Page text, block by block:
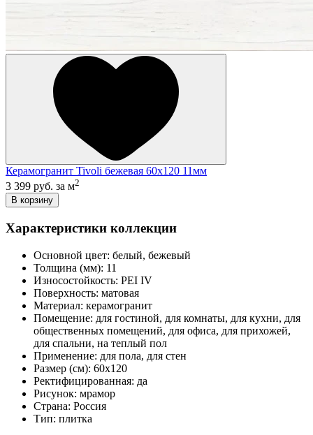
Керамогранит Tivoli бежевая 60x120 11мм
3 399 руб. за м2
В корзину
Характеристики коллекции
Основной цвет: белый, бежевый
Толщина (мм): 11
Износостойкость: PEI IV
Поверхность: матовая
Материал: керамогранит
Помещение: для гостиной, для комнаты, для кухни, для
общественных помещений, для офиса, для прихожей,
для спальни, на теплый пол
Применение: для пола, для стен
Размер (см): 60x120
Ректифицированная: да
Рисунок: мрамор
Страна: Россия
Тип: плитка